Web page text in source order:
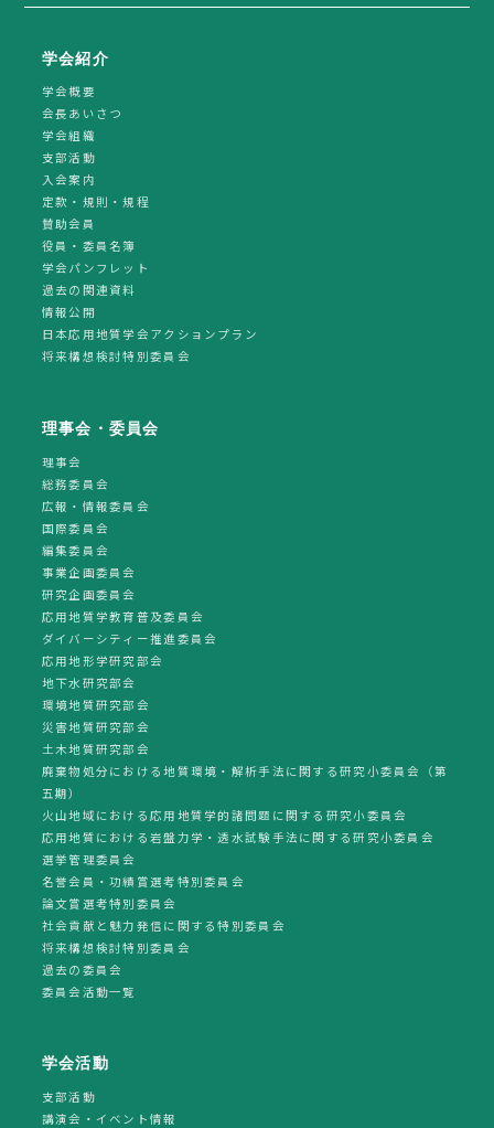
学会紹介
学会概要
会長あいさつ
学会組織
支部活動
入会案内
定款・規則・規程
賛助会員
役員・委員名簿
学会パンフレット
過去の関連資料
情報公開
日本応用地質学会アクションプラン
将来構想検討特別委員会
理事会・委員会
理事会
総務委員会
広報・情報委員会
国際委員会
編集委員会
事業企画委員会
研究企画委員会
応用地質学教育普及委員会
ダイバーシティー推進委員会
応用地形学研究部会
地下水研究部会
環境地質研究部会
災害地質研究部会
土木地質研究部会
廃棄物処分における地質環境・解析手法に関する研究小委員会（第
五期）
火山地域における応用地質学的諸問題に関する研究小委員会
応用地質における岩盤力学・透水試験手法に関する研究小委員会
選挙管理委員会
名誉会員・功績賞選考特別委員会
論文賞選考特別委員会
社会貢献と魅力発信に関する特別委員会
将来構想検討特別委員会
過去の委員会
委員会活動一覧
学会活動
支部活動
講演会・イベント情報